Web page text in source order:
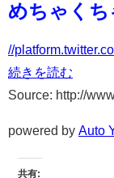
めちゃく
//
続きを読む
Source: http://
powered by Auto
共有: